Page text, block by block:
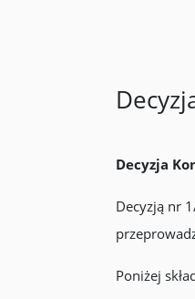
Decyzja
Decyzją nr
Poniżej